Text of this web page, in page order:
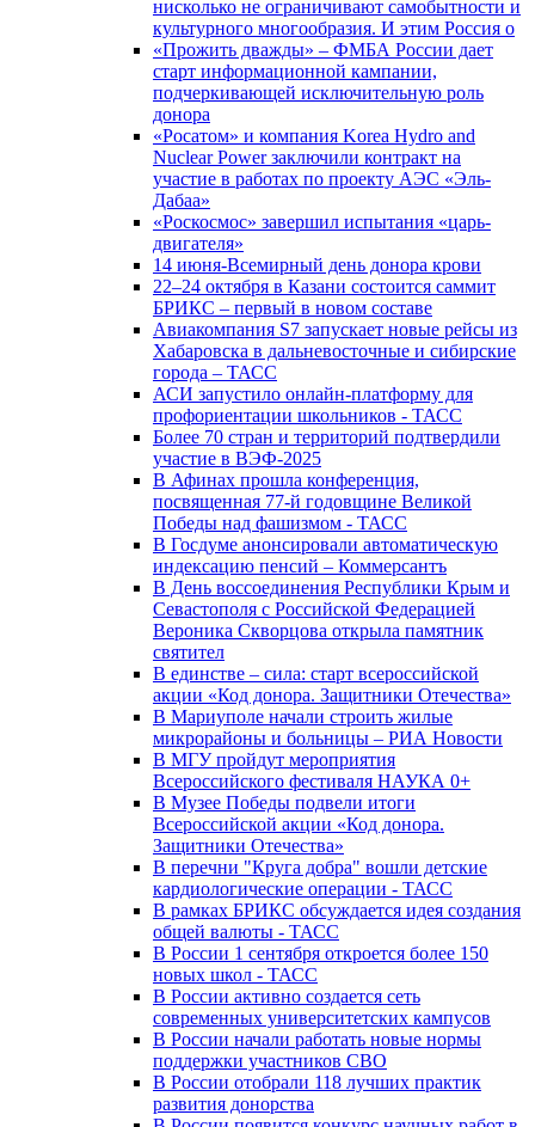
нисколько не ограничивают самобытности и
культурного многообразия. И этим Россия о
«Прожить дважды» – ФМБА России дает
старт информационной кампании,
подчеркивающей исключительную роль
донора
«Росатом» и компания Korea Hydro and
Nuclear Power заключили контракт на
участие в работах по проекту АЭС «Эль-
Дабаа»
«Роскосмос» завершил испытания «царь-
двигателя»
14 июня-Всемирный день донора крови
22–24 октября в Казани состоится саммит
БРИКС – первый в новом составе
Авиакомпания S7 запускает новые рейсы из
Хабаровска в дальневосточные и сибирские
города – ТАСС
АСИ запустило онлайн-платформу для
профориентации школьников - ТАСС
Более 70 стран и территорий подтвердили
участие в ВЭФ-2025
В Афинах прошла конференция,
посвященная 77-й годовщине Великой
Победы над фашизмом - ТАСС
В Госдуме анонсировали автоматическую
индексацию пенсий – Коммерсантъ
В День воссоединения Республики Крым и
Севастополя с Российской Федерацией
Вероника Скворцова открыла памятник
святител
В единстве – сила: старт всероссийской
акции «Код донора. Защитники Отечества»
В Мариуполе начали строить жилые
микрорайоны и больницы – РИА Новости
В МГУ пройдут мероприятия
Всероссийского фестиваля НАУКА 0+
В Музее Победы подвели итоги
Всероссийской акции «Код донора.
Защитники Отечества»
В перечни "Круга добра" вошли детские
кардиологические операции - ТАСС
В рамках БРИКС обсуждается идея создания
общей валюты - ТАСС
В России 1 сентября откроется более 150
новых школ - ТАСС
В России активно создается сеть
современных университетских кампусов
В России начали работать новые нормы
поддержки участников СВО
В России отобрали 118 лучших практик
развития донорства